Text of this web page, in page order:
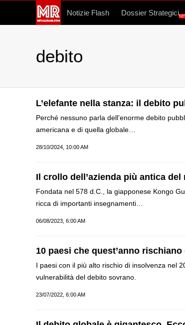
Notizie Flash Dossier Strategici
debito
L’elefante nella stanza: il debito
Perché nessuno parla dell’enorme debito
americana e di quella globale…
28/10/2024, 10:00 AM
Il crollo dell’azienda più antica
Fondata nel 578 d.C., la giapponese Kongo
ricca di importanti insegnamenti…
06/08/2023, 6:00 AM
10 paesi che quest’anno
I paesi con il più alto rischio di insolvenza nel
vulnerabilità del debito sovrano.
23/07/2022, 6:00 AM